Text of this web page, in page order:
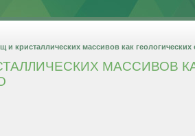
и кристаллических массивов как
МАССИВОВ